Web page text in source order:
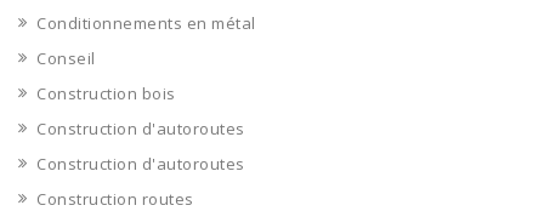
Conditionnements en métal
Conseil
Construction bois
Construction d'autoroutes
Construction d'autoroutes
Construction routes